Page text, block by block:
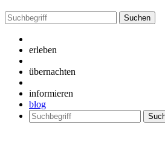
Suchen
nach:
erleben
übernachten
informieren
blog
Suchen
nach: